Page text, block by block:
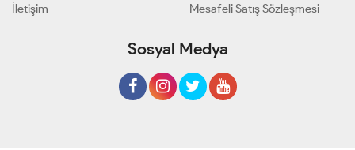
İletişim
Mesafeli Satış Sözleşmesi
Sosyal Medya